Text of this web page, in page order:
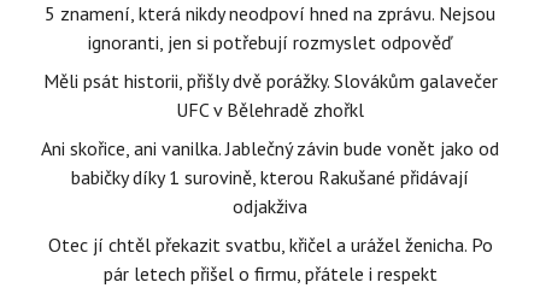
5 znamení, která nikdy neodpoví hned na zprávu. Nejsou
ignoranti, jen si potřebují rozmyslet odpověď
Měli psát historii, přišly dvě porážky. Slovákům galavečer
UFC v Bělehradě zhořkl
Ani skořice, ani vanilka. Jablečný závin bude vonět jako od
babičky díky 1 surovině, kterou Rakušané přidávají
odjakživa
Otec jí chtěl překazit svatbu, křičel a urážel ženicha. Po
pár letech přišel o firmu, přátele i respekt